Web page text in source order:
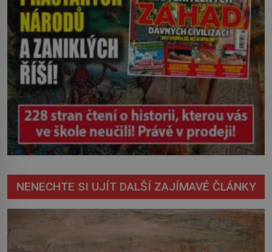
NENECHTE SI UJÍT DALŠÍ ZAJÍMAVÉ ČLÁNKY